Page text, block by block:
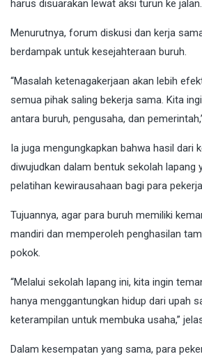
harus disuarakan lewat aksi turun ke jalan.
Menurutnya, forum diskusi dan kerja
berdampak untuk kesejahteraan buruh.
“Masalah ketenagakerjaan akan lebih
semua pihak saling bekerja sama. Kita
antara buruh, pengusaha, dan
Ia juga mengungkapkan bahwa hasil dari
diwujudkan dalam bentuk sekolah lapang
pelatihan kewirausahaan bagi para
Tujuannya, agar para buruh memiliki
mandiri dan memperoleh penghasilan
pokok.
“Melalui sekolah lapang ini, kita ingin
hanya menggantungkan hidup dari upah
keterampilan untuk membuka usaha,”
Dalam kesempatan yang sama, para